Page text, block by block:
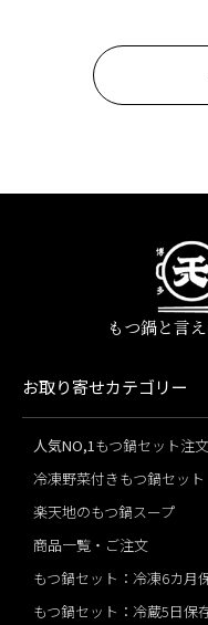
もつ鍋と言
お取り寄せカテゴリー
人気NO,1もつ鍋セット注
冷凍野菜付きもつ鍋セット
楽天地のもつ鍋スープ
商品一覧・ご注文
もつ鍋セット：冷凍6カ月
もつ鍋セット：冷蔵5日保